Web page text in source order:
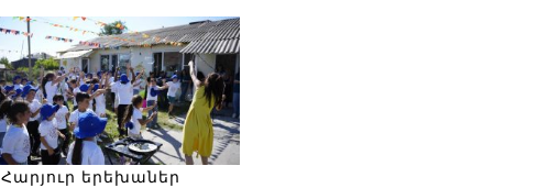
Հարյուր երեխաներ